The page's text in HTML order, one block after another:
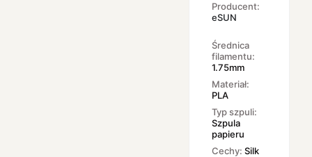
Producent:
eSUN
Średnica
filamentu:
1.75mm
Materiał:
PLA
Typ szpuli:
Szpula
papieru
Cechy:Silk